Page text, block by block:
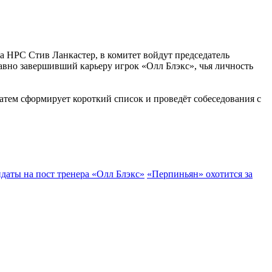
НРС Стив Ланкастер, в комитет войдут председатель
завершивший карьеру игрок «Олл Блэкс», чья личность
сформирует короткий список и проведёт собеседования с
на пост тренера «Олл Блэкс» «Перпиньян» охотится за